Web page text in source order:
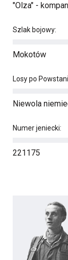
"Olza" -
Szlak bojowy:
Mokotów
Losy po
Niewola
Numer jeniecki:
221175